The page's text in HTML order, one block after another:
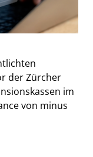
der Zürcher
im
von minus